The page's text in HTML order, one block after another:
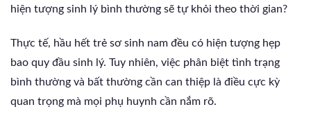
hiện tượng sinh lý bình thường sẽ tự khỏi theo thời gian?
Thực tế, hầu hết trẻ sơ sinh nam đều có hiện tượng hẹp
bao quy đầu sinh lý. Tuy nhiên, việc phân biệt tình trạng
bình thường và bất thường cần can thiệp là điều cực kỳ
quan trọng mà mọi phụ huynh cần nắm rõ.